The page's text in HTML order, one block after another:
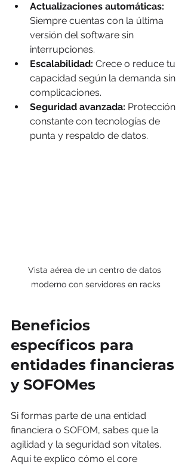
Actualizaciones automáticas:
Siempre cuentas con la última
versión del software sin
interrupciones.
Escalabilidad: Crece o reduce tu
capacidad según la demanda sin
complicaciones.
Seguridad avanzada: Protección
constante con tecnologías de
punta y respaldo de datos.
Vista aérea de un centro de datos
moderno con servidores en racks
Beneficios
específicos para
entidades financieras
y SOFOMes
Si formas parte de una entidad
financiera o SOFOM, sabes que la
agilidad y la seguridad son vitales.
Aquí te explico cómo el core